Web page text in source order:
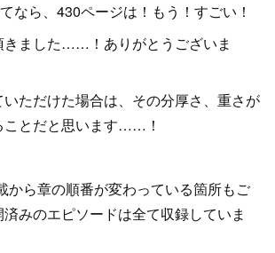
なら、430ページは！もう！すごい！
きました……！ありがとうございま
ただけた場合は、その分厚さ、重さが
ことだと思います……！
から章の順番が変わっている箇所もご
みのエピソードは全て収録していま